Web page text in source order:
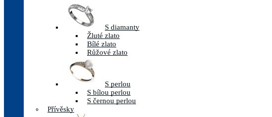
S diamanty
Žluté zlato
Bílé zlato
Růžové zlato
S perlou
S bílou perlou
S černou perlou
Přívěsky